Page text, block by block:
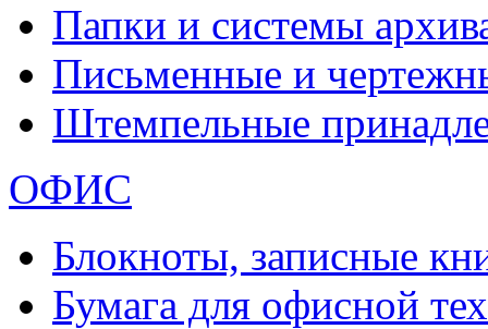
Папки и системы
Письменные и
Штемпельные
ОФИС
Блокноты, записные
Бумага для офисной